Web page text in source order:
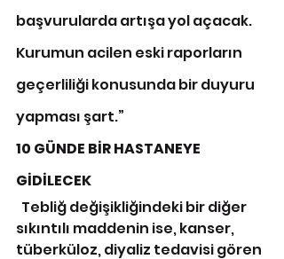
başvurularda artışa yol açacak.
Kurumun acilen eski raporların
geçerliliği konusunda bir duyuru
yapması şart.”
10 GÜNDE BİR HASTANEYE
GİDİLECEK
sıkıntılı maddenin ise, kanser,
tüberküloz, diyaliz tedavisi gören